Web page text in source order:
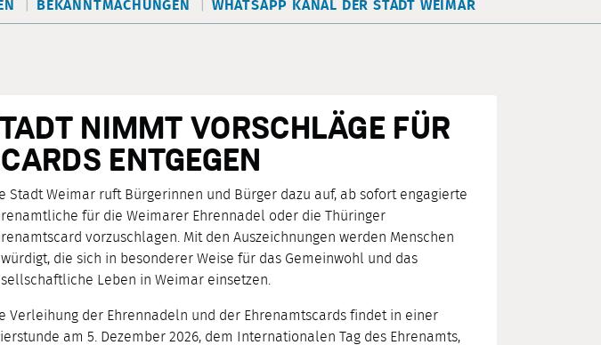
BEKANNTMACHUNGEN WHATSAPP KANAL DER STADT WEIMAR
NIMMT VORSCHLÄGE FÜR
ENTGEGEN
Stadt Weimar ruft Bürgerinnen und Bürger dazu auf, ab sofort engagierte
für die Weimarer Ehrennadel oder die Thüringer
vorzuschlagen. Mit den Auszeichnungen werden Menschen
die sich in besonderer Weise für das Gemeinwohl und das
Leben in Weimar einsetzen.
Verleihung der Ehrennadeln und der Ehrenamtscards findet in einer
am 5. Dezember 2026, dem Internationalen Tag des Ehrenamts,